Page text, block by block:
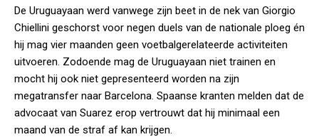
De Uruguayaan werd vanwege zijn beet in de nek van Giorgio
Chiellini geschorst voor negen duels van de nationale ploeg én
hij mag vier maanden geen voetbalgerelateerde activiteiten
uitvoeren. Zodoende mag de Uruguayaan niet trainen en
mocht hij ook niet gepresenteerd worden na zijn
megatransfer naar Barcelona. Spaanse kranten melden dat de
advocaat van Suarez erop vertrouwt dat hij minimaal een
maand van de straf af kan krijgen.